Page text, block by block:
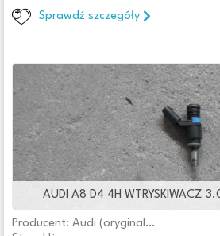
Sprawdź szczegóły
AUDI A8 D4 4H WTRYSKIWACZ
Producent: Audi (oryginalne OE)